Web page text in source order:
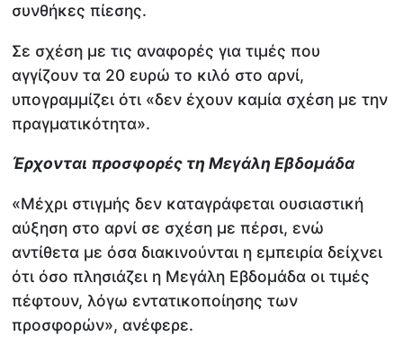
συνθήκες πίεσης.
Σε σχέση με τις αναφορές για τιμές που
αγγίζουν τα 20 ευρώ το κιλό στο αρνί,
υπογραμμίζει ότι «δεν έχουν καμία σχέση με την
πραγματικότητα».
Έρχονται προσφορές τη Μεγάλη Εβδομάδα
«Μέχρι στιγμής δεν καταγράφεται ουσιαστική
αύξηση στο αρνί σε σχέση με πέρσι, ενώ
αντίθετα με όσα διακινούνται η εμπειρία δείχνει
ότι όσο πλησιάζει η Μεγάλη Εβδομάδα οι τιμές
πέφτουν, λόγω εντατικοποίησης των
προσφορών», ανέφερε.